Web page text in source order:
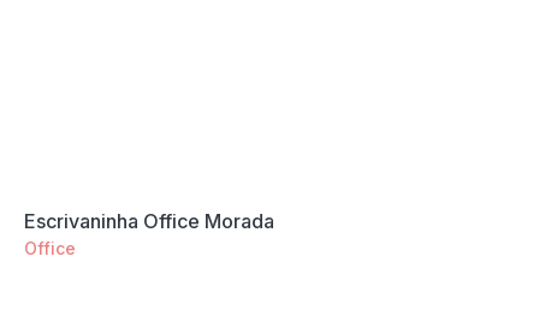
Escrivaninha Office Morada
Office